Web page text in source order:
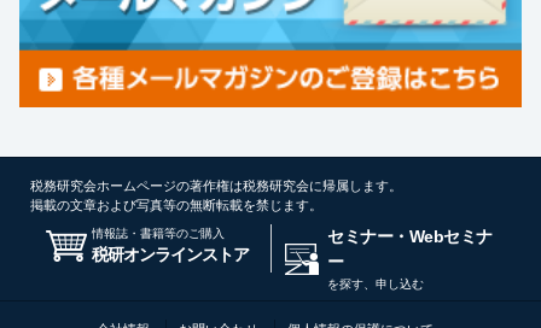
税務研究会ホームページの著作権は税務研究会に帰属します。
掲載の文章および写真等の無断転載を禁じます。
情報誌・書籍等のご購入
税研オンラインストア
セミナー・Webセミナ
ー
を探す、申し込む